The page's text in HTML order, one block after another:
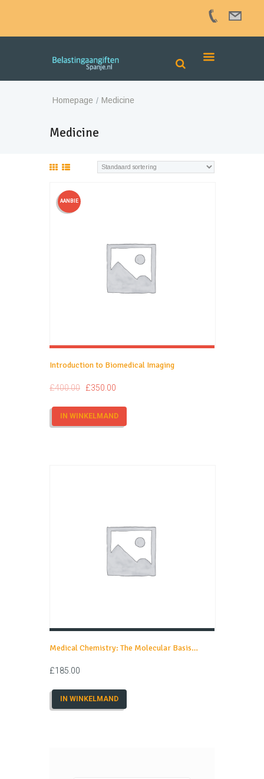
Homepage Medicine
Medicine
AANBIE
Introduction to Biomedical Imaging
£400.00 £350.00
IN WINKELMAND
Medical Chemistry: The Molecular Basis…
£185.00
IN WINKELMAND